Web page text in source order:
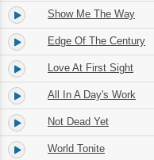
2. Show Me The Way
3. Edge Of The Century
4. Love At First Sight
5. All In A Day's Work
6. Not Dead Yet
7. World Tonite